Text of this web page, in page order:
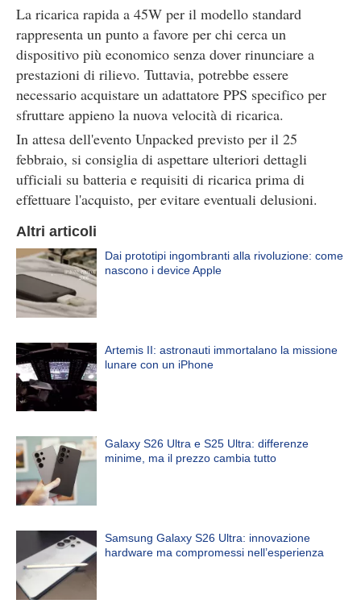
La ricarica rapida a 45W per il modello standard
rappresenta un punto a favore per chi cerca un
dispositivo più economico senza dover rinunciare a
prestazioni di rilievo. Tuttavia, potrebbe essere
necessario acquistare un adattatore PPS specifico per
sfruttare appieno la nuova velocità di ricarica.
In attesa dell'evento Unpacked previsto per il 25
febbraio, si consiglia di aspettare ulteriori dettagli
ufficiali su batteria e requisiti di ricarica prima di
effettuare l'acquisto, per evitare eventuali delusioni.
Altri articoli
Dai prototipi ingombranti alla rivoluzione: come
nascono i device Apple
Artemis II: astronauti immortalano la missione
lunare con un iPhone
Galaxy S26 Ultra e S25 Ultra: differenze
minime, ma il prezzo cambia tutto
Samsung Galaxy S26 Ultra: innovazione
hardware ma compromessi nell’esperienza